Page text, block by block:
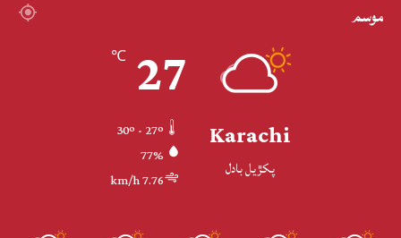
موسم
Karachi
پکڙيل بادل
27
℃
77%
7.76 km/h